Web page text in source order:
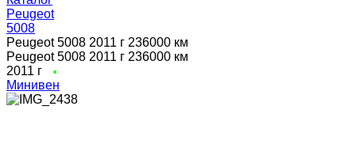
Peugeot
5008
Peugeot 5008 2011 г 236000 км
Peugeot 5008 2011 г 236000 км
2011 г
Минивен